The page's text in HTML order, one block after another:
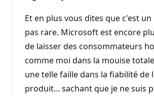
Et en plus vous dites que c'est
pas rare. Microsoft est encore
de laisser des consommateurs
comme moi dans la mouise
une telle faille dans la fiabilité de
produit... sachant que je ne suis